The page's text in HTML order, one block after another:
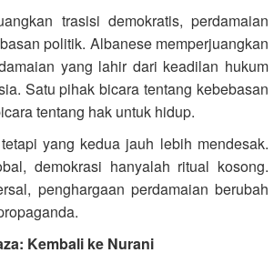
trasisi demokratis, perdamaian
politik. Albanese memperjuangkan
yang lahir dari keadilan hukum
Satu pihak bicara tentang kebebasan
tentang hak untuk hidup.
yang kedua jauh lebih mendesak.
demokrasi hanyalah ritual kosong.
penghargaan perdamaian berubah
Kembali ke Nurani